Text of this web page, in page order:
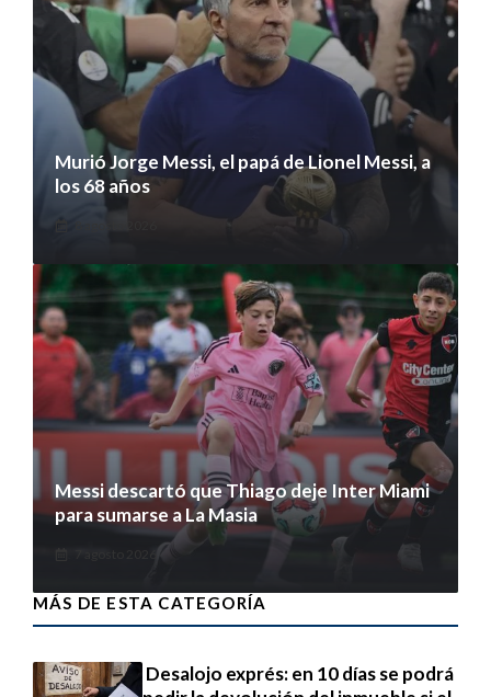
Murió Jorge Messi, el papá de Lionel Messi, a
los 68 años
Messi descartó que Thiago deje Inter Miami
para sumarse a La Masia
MÁS DE ESTA CATEGORÍA
Desalojo exprés: en 10 días se podrá